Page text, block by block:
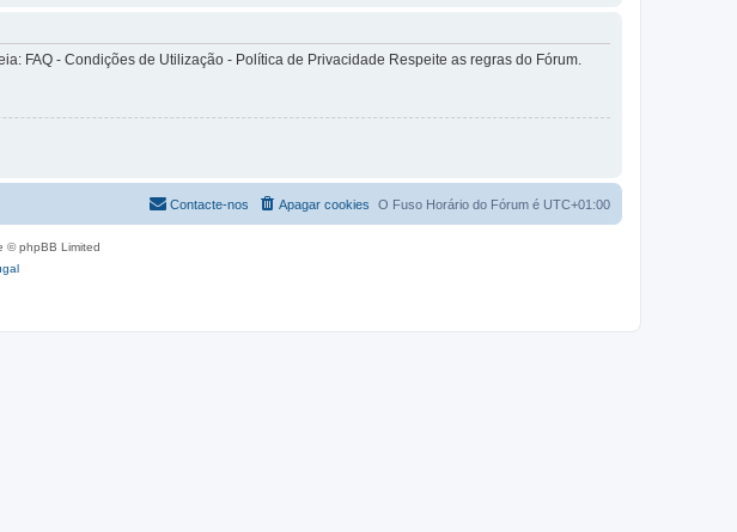
FAQ - Condições de Utilização - Política de Privacidade Respeite as regras do Fórum.
O Fuso Horário do Fórum é UTC+01:00
Apagar cookies
Contacte-nos
© phpBB Limited